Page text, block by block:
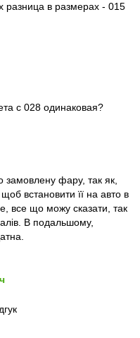
разница в размерах - 015
с 028 одинаковая?
замовлену фару, так як,
встановити її на авто в
все що можу сказати, так
В подальшому,